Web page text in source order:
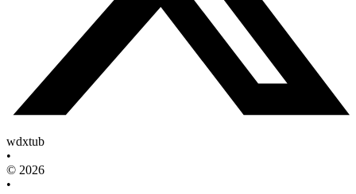
wdxtub
•
© 2026
•